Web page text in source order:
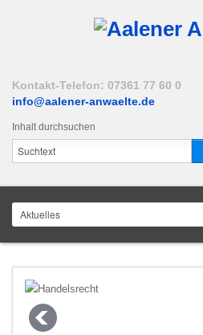
Kontakt-Telefon: 07361 77 60 0
info@aalener-anwaelte.de
Inhalt durchsuchen